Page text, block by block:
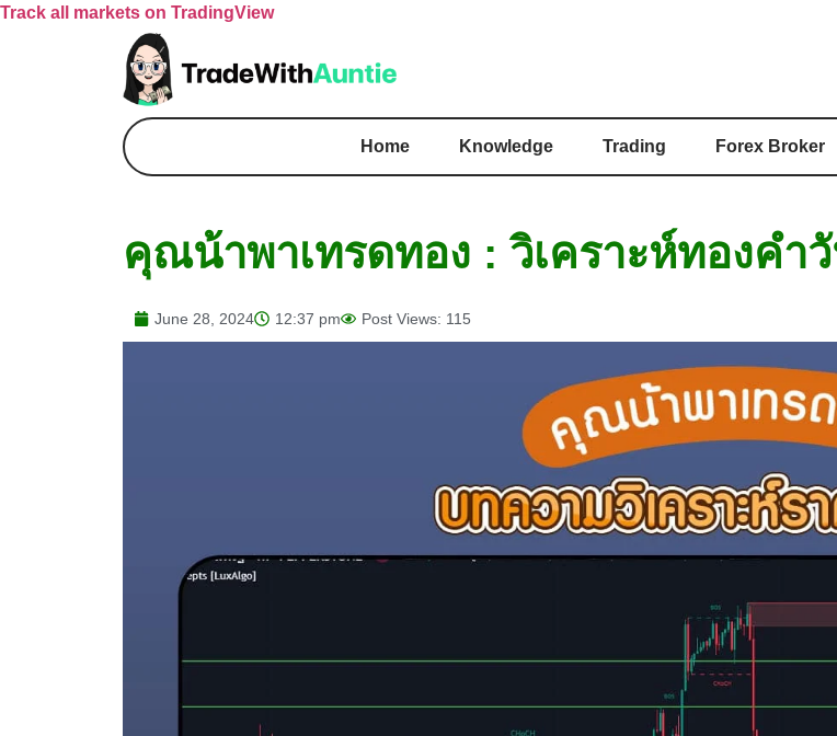
Track all markets on TradingView
Home Knowledge Trading Forex Broker
คุณน้าพาเทรดทอง : วิเคราะห์ทองคำ
June 28, 2024 12:37 pm Post Views: 115